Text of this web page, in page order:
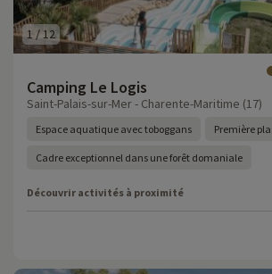
1 /12
Camping Le Logis
Saint-Palais-sur-Mer - Charente-Maritime (17)
Espace aquatique avec toboggans Première
Cadre exceptionnel dans une forêt domaniale
Découvrir activités à proximité